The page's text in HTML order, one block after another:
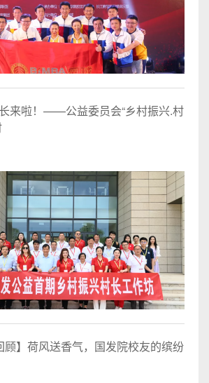
长来啦！——公益委员会“乡村振兴.村
顾】荷风送香气，国发院校友的缤纷